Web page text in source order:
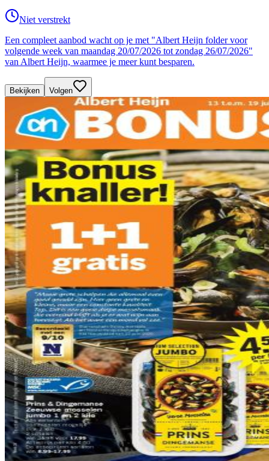
Niet verstrekt
Een compleet aanbod wacht op je met "Albert Heijn folder voor
volgende week van maandag 20/07/2026 tot zondag 26/07/2026"
van Albert Heijn, waarmee je meer kunt besparen.
Bekijken Volgen